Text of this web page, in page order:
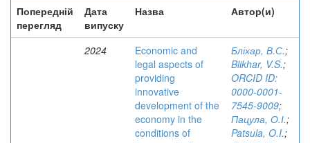
Попередній
перегляд
Дата
випуску
Назва Автор(и)
2024
Economic and
legal aspects of
providing
innovative
development of the
economy in the
conditions of
Бліхар, В.С.;
Blikhar, V.S.;
ORCID ID:
0000-0001-
7545-9009;
Пацула, О.І.;
Patsula, O.I.;